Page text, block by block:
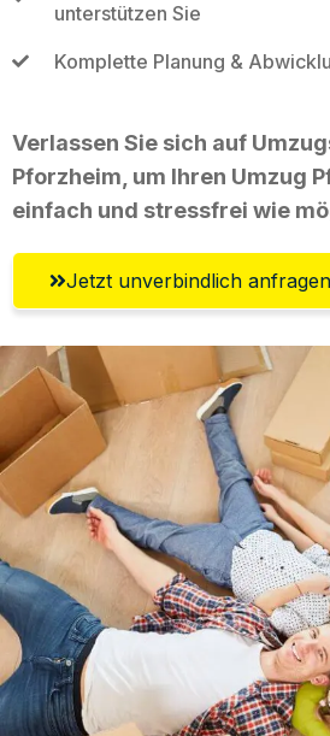
unterstützen Sie
Komplette Planung &
Verlassen Sie sich auf
Pforzheim, um Ihren Umzug
einfach und stressfrei wie
Jetzt unverbindlich anfragen